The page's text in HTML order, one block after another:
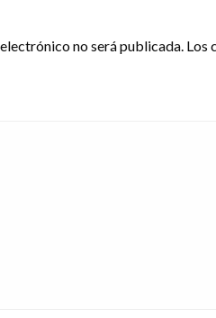
no será publicada. Los